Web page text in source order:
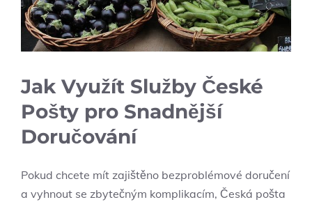
Jak Využít Služby České
Pošty pro Snadnější
Doručování
Pokud chcete mít zajištěno bezproblémové doručení
a vyhnout se zbytečným komplikacím, Česká pošta